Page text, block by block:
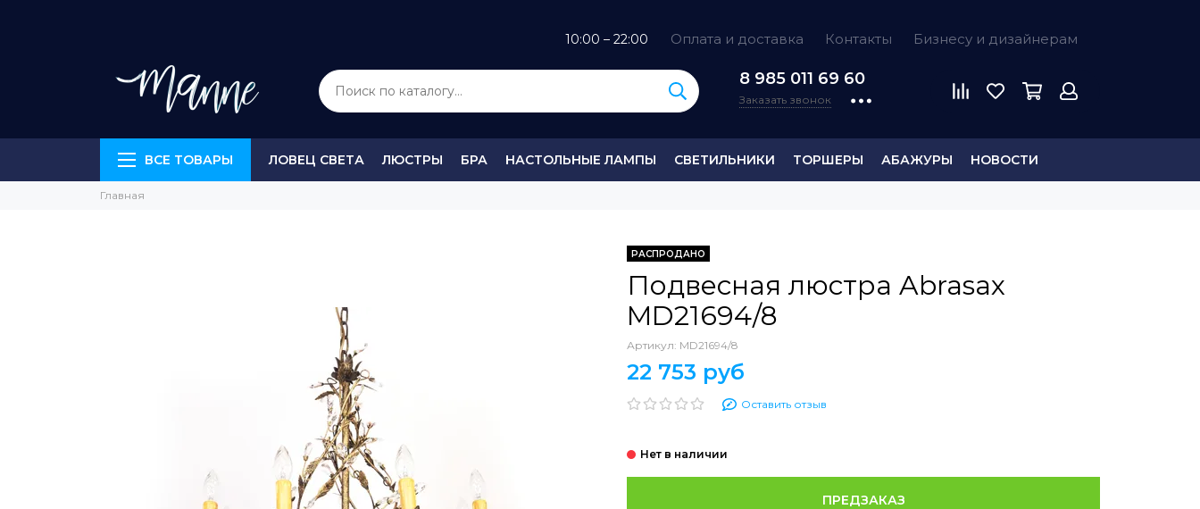
10:00 – 22:00 Оплата и доставка Контакты Бизнесу и дизайнерам
8 985 011 69 60
Заказать звонок
ВСЕ ТОВАРЫ ЛОВЕЦ СВЕТА ЛЮСТРЫ БРА НАСТОЛЬНЫЕ ЛАМПЫ СВЕТИЛЬНИКИ ТОРШЕРЫ АБАЖУРЫ НОВОСТИ
Главная
РАСПРОДАНО
Подвесная люстра Abrasax
MD21694/8
Артикул: MD21694/8
22 753 руб
Оставить отзыв
ПРЕДЗАКАЗ